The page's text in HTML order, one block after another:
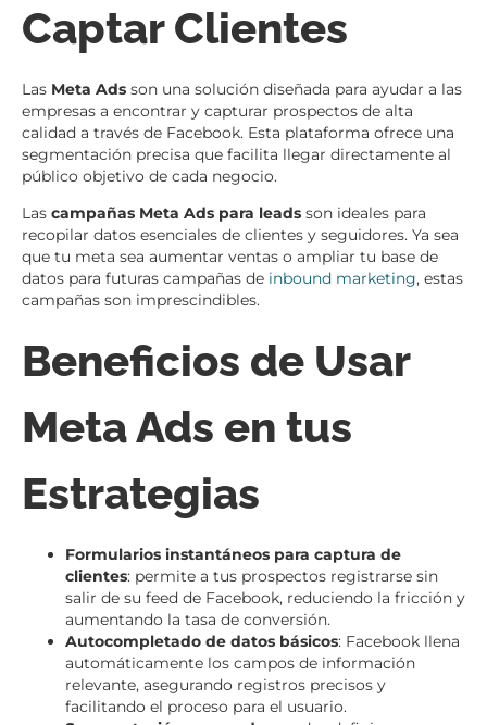
Captar Clientes
Las Meta Ads son una solución diseñada para ayudar a las
empresas a encontrar y capturar prospectos de alta
calidad a través de Facebook. Esta plataforma ofrece una
segmentación precisa que facilita llegar directamente al
público objetivo de cada negocio.
Las campañas Meta Ads para leads son ideales para
recopilar datos esenciales de clientes y seguidores. Ya sea
que tu meta sea aumentar ventas o ampliar tu base de
datos para futuras campañas de inbound marketing, estas
campañas son imprescindibles.
Beneficios de Usar
Meta Ads en tus
Estrategias
Formularios instantáneos para captura de
clientes: permite a tus prospectos registrarse sin
salir de su feed de Facebook, reduciendo la fricción y
aumentando la tasa de conversión.
Autocompletado de datos básicos: Facebook llena
automáticamente los campos de información
relevante, asegurando registros precisos y
facilitando el proceso para el usuario.